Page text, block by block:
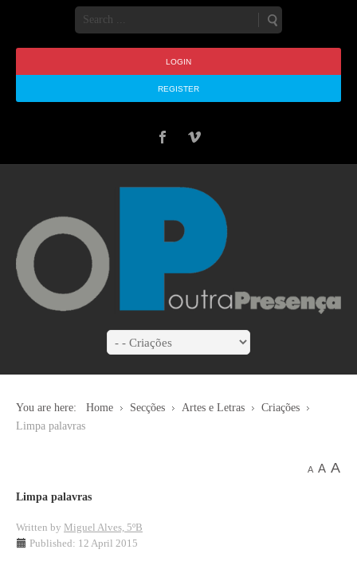
LOGIN
REGISTER
You are here: Home Secções Artes e Letras
Criações
Limpa palavras
A A A
Limpa palavras
Written by Miguel Alves, 5ºB
Published: 12 April 2015